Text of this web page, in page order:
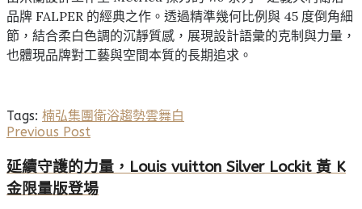
品牌 FALPER 的經典之作。透過精準幾何比例與 45 度倒角細
節，結合柔白色調的沉靜質感，展現設計語彙的克制與力量，
也體現品牌對工藝與空間本質的長期追求。
Tags: 楠弘集團衛浴趨勢雲舞白
Previous Post
延續守護的力量，Louis vuitton Silver Lockit 黃 K
金限量版登場